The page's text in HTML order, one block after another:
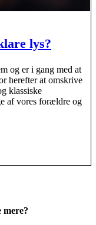
lys?
og er i gang med at
herefter at omskrive
klassiske
af vores forældre og
mere?